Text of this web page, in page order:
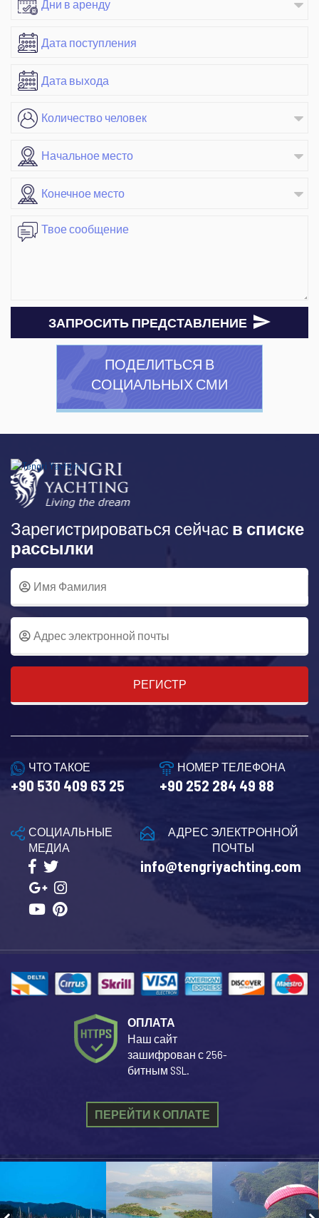
ЗАПРОСИТЬ ПРЕДСТАВЛЕНИЕ
ПОДЕЛИТЬСЯ В
СОЦИАЛЬНЫХ СМИ
Зарегистрироваться сейчас в списке
рассылки
РЕГИСТР
ЧТО ТАКОЕ
+90 530 409 63 25
НОМЕР ТЕЛЕФОНА
+90 252 284 49 88
АДРЕС ЭЛЕКТРОННОЙ
ПОЧТЫ
info@tengriyachting.com
СОЦИАЛЬНЫЕ
МЕДИА
ОПЛАТА
Наш сайт
зашифрован с 256-
битным SSL.
ПЕРЕЙТИ К ОПЛАТЕ